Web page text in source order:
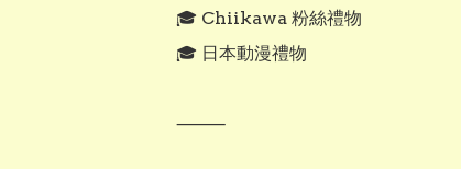
🎓 Chiikawa 粉絲禮物
🎓 日本動漫禮物
⸻